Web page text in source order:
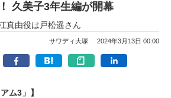
久美子3年生編が開幕
真由役は戸松遥さん
サワディ大塚 2024年3月13日 00:00
ム3」】